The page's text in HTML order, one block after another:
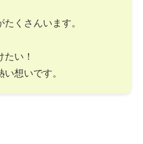
くさんいます。
い！
想いです。